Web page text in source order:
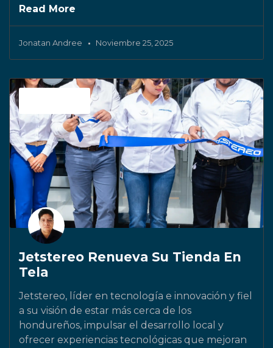
Read More
Jonatan Andree Noviembre 25, 2025
Jetstereo Renueva Su Tienda En
Tela
Jetstereo, líder en tecnología e innovación y fiel
a su visión de estar más cerca de los
hondureños, impulsar el desarrollo local y
ofrecer experiencias tecnológicas que mejoran